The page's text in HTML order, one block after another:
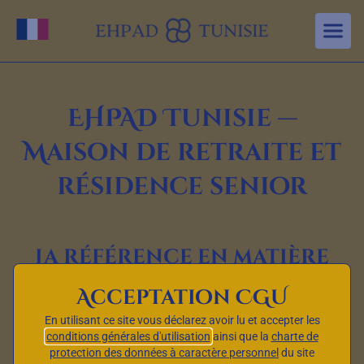
Aller au contenu principal
Changer de langue
EHPAD Tunisie —
Maison de retraite et
résidence senior
La référence en matière
d’Établissements
d’Hébergement pour
Personnes Âgées
Acceptation CGU
En utilisant ce site vous déclarez avoir lu et accepter les
conditions générales d'utilisation ainsi que la charte de
protection des données à caractère personneldu site